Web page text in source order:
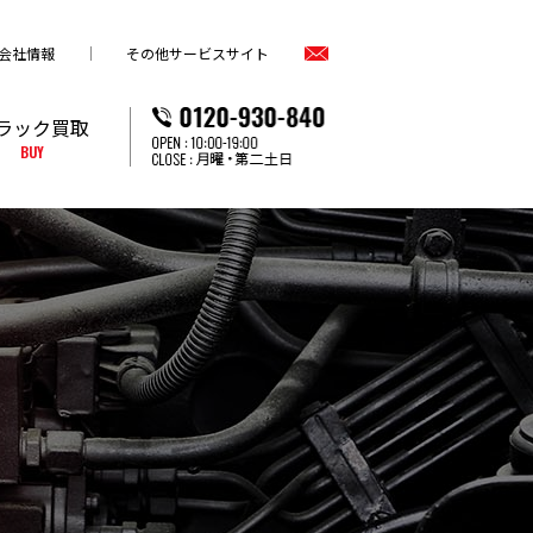
社情報 その他サービスサイト
ック買取
BUY